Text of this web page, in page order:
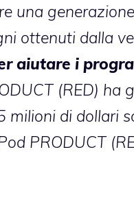
una
ottenuti dalla
aiutare i
(RED) ha
milioni di dollari
PRODUCT